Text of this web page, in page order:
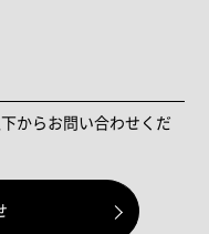
からお問い合わせくだ